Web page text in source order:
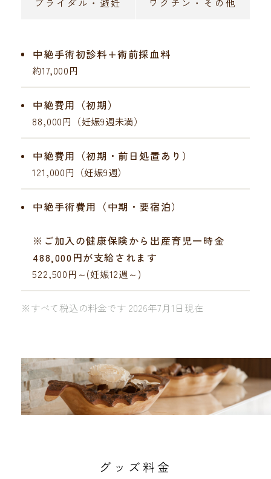
中絶手術初診料+術前採血料
約17,000円
中絶費用（初期）
88,000円（妊娠9週未満）
中絶費用（初期・前日処置あり）
121,000円（妊娠9週）
中絶手術費用（中期・要宿泊）
※ご加入の健康保険から出産育児一時金
488,000円が支給されます
522,500円～(妊娠12週～)
※すべて税込の料金です 2026年7月1日現在
グッズ料金